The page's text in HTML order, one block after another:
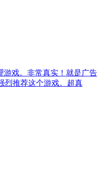
游戏。非常真实！就是广告
烈推荐这个游戏。超真